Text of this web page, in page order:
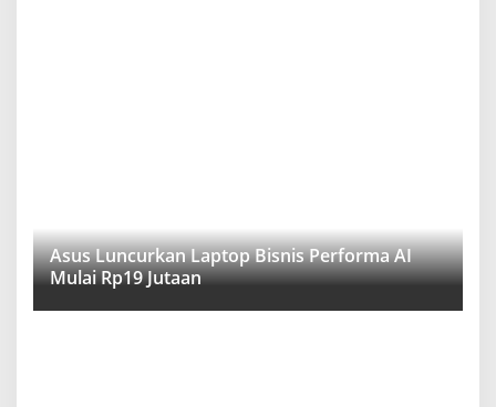
Asus Luncurkan Laptop Bisnis Performa AI
Mulai Rp19 Jutaan